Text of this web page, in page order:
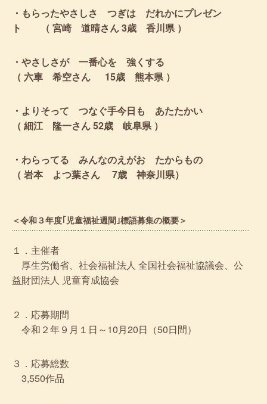
・もらったやさしさ つぎは だれかにプレゼン
ト （ 宮崎 道晴さん 3歳 香川県 ）
・やさしさが 一番心を 強くする
（ 六車 希空さん 15歳 熊本県 ）
・よりそって つなぐ手今日も あたたかい
（ 細江 隆一さん 52歳 岐阜県 ）
・わらってる みんなのえがお たからもの
（ 岩本 よつ葉さん 7歳 神奈川県）
＜令和３年度｢児童福祉週間｣標語募集の概要＞
１．主催者
厚生労働省、社会福祉法人 全国社会福祉協議会、公
益財団法人 児童育成協会
２．応募期間
令和２年９月１日～10月20日（50日間）
３．応募総数
3,550作品